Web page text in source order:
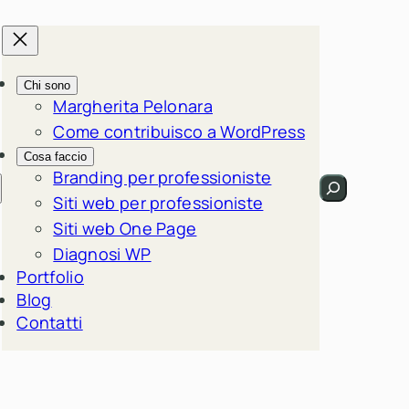
Chi sono
Margherita Pelonara
Come contribuisco a WordPress
Cosa faccio
Branding per professioniste
Siti web per professioniste
Siti web One Page
Diagnosi WP
Portfolio
Blog
Contatti
Cerca